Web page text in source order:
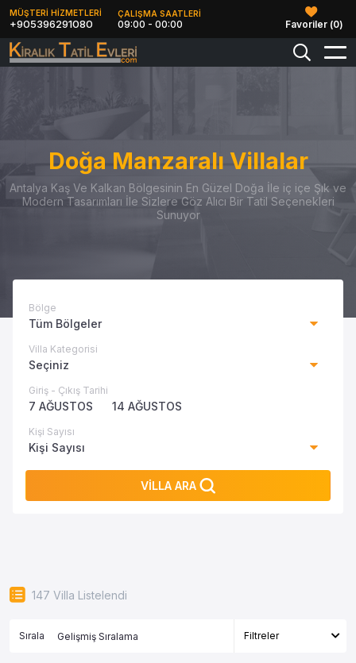
MÜŞTERİ HİZMETLERİ
+905396291080
ÇALIŞMA SAATLERİ
09:00 - 00:00 Favoriler (0)
Doğa Manzaralı Villalar
Antalya Kaş Ve Kalkan Bölgesinin En Güzel Doğa İle iç içe Şık ve
Modern Tasarımları İle Sizlere Göz Alıcı Bir Tatil Seçenekleri
Sunuyor
Bölge
Tüm Bölgeler
Villa Kategorisi
Seçiniz
Giriş - Çıkış Tarihi
7 AĞUSTOS 14 AĞUSTOS
Kişi Sayısı
Kişi Sayısı
VİLLA ARA
147 Villa Listelendi
Sırala Filtreler